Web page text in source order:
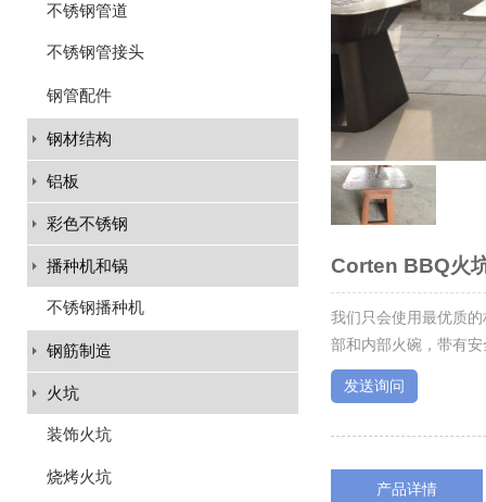
不锈钢管道
不锈钢管接头
钢管配件
钢材结构
铝板
彩色不锈钢
播种机和锅
不锈钢播种机
钢筋制造
火坑
装饰火坑
烧烤火坑
Corten BBQ火
我们只会使用最优质
部和内部火碗，带有
发送询问
产品详情